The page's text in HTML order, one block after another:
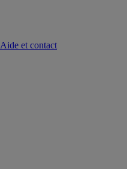
Aide et contact